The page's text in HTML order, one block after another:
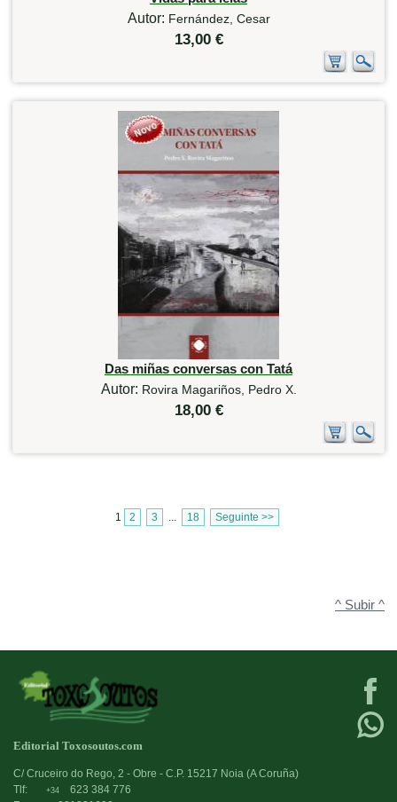
Autor: Fernández, Cesar
13,00 €
Das miñas conversas con Tatá
Autor: Rovira Magariños, Pedro X.
18,00 €
1 2 3 18 Seguinte >>
^ Subir ^
Editorial Toxosoutos.com
C/ Cruceiro do Rego, 2 - Obre - C.P. 15217 Noia (A Coruña)
Tlf:
+34
623 384 776